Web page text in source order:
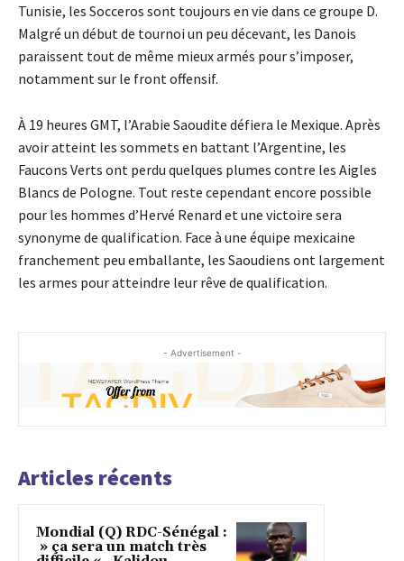
Tunisie, les Socceros sont toujours en vie dans ce groupe D.
Malgré un début de tournoi un peu décevant, les Danois
paraissent tout de même mieux armés pour s’imposer,
notamment sur le front offensif.
À 19 heures GMT, l’Arabie Saoudite défiera le Mexique. Après
avoir atteint les sommets en battant l’Argentine, les
Faucons Verts ont perdu quelques plumes contre les Aigles
Blancs de Pologne. Tout reste cependant encore possible
pour les hommes d’Hervé Renard et une victoire sera
synonyme de qualification. Face à une équipe mexicaine
franchement peu emballante, les Saoudiens ont largement
les armes pour atteindre leur rêve de qualification.
- Advertisement -
Articles récents
Mondial (Q) RDC-Sénégal :
» ça sera un match très